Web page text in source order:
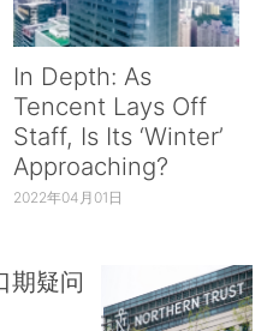
In Depth: As
Tencent Lays Off
Staff, Is Its ‘Winter’
Approaching?
2022年04月01日
期疑问